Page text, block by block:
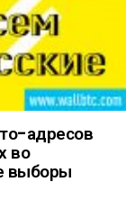
адресов
во
выборы